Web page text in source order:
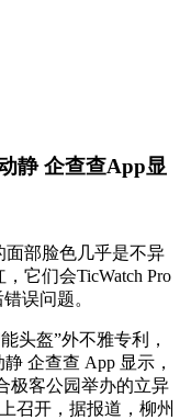
静 企查查App显
部脸色几乎是不异
它们会TicWatch Pro
误问题。
盔”外不雅专利，
企查查 App 显示，
极客公园举办的立异
召开，据报道，柳州